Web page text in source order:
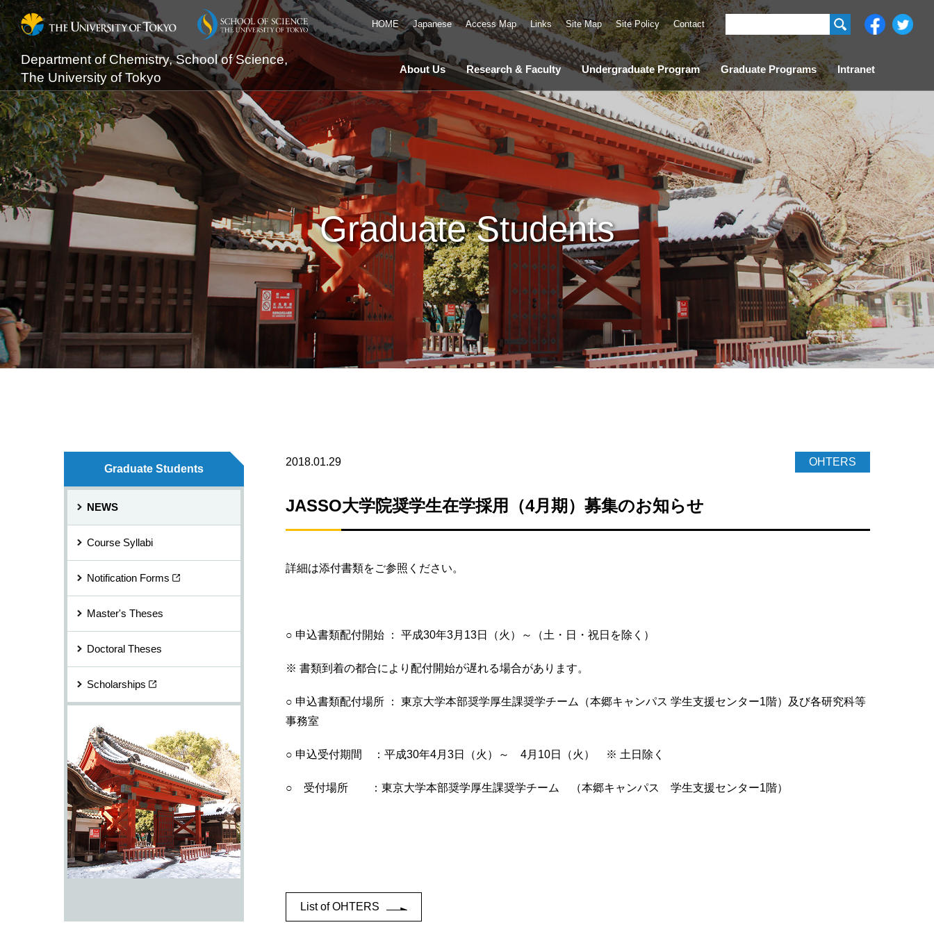
Department of Chemistry, School of Science,
The University of Tokyo
About Us Research & Faculty Undergraduate Program Graduate Programs Intranet
HOME Japanese Access Map Links Site Map Site Policy Contact
Graduate Students
2018.01.29 OHTERS
JASSO大学院奨学生在学採用（4月期）募集のお知らせ
詳細は添付書類をご参照ください。
○ 申込書類配付開始 ： 平成30年3月13日（火）～（土・日・祝日を除く）
※ 書類到着の都合により配付開始が遅れる場合があります。
○ 申込書類配付場所 ： 東京大学本部奨学厚生課奨学チーム（本郷キャンパス 学生支援センター1階）及び各研究科等
事務室
○ 申込受付期間 ：平成30年4月3日（火）～ 4月10日（火） ※ 土日除く
○ 受付場所 ：東京大学本部奨学厚生課奨学チーム （本郷キャンパス 学生支援センター1階）
List of OHTERS
Graduate Students
NEWS
Course Syllabi
Notification Forms
Master's Theses
Doctoral Theses
Scholarships